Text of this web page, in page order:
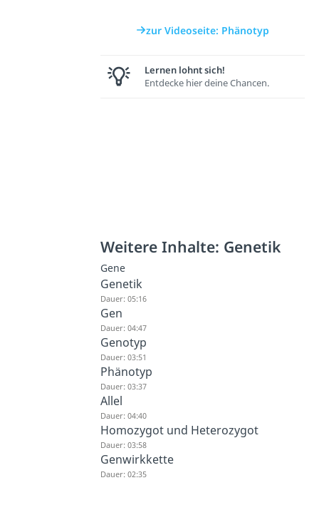
zur Videoseite: Phänotyp
Lernen lohnt sich!
Entdecke hier deine Chancen.
Weitere Inhalte: Genetik
Gene
Genetik
Dauer: 05:16
Gen
Dauer: 04:47
Genotyp
Dauer: 03:51
Phänotyp
Dauer: 03:37
Allel
Dauer: 04:40
Homozygot und Heterozygot
Dauer: 03:58
Genwirkkette
Dauer: 02:35